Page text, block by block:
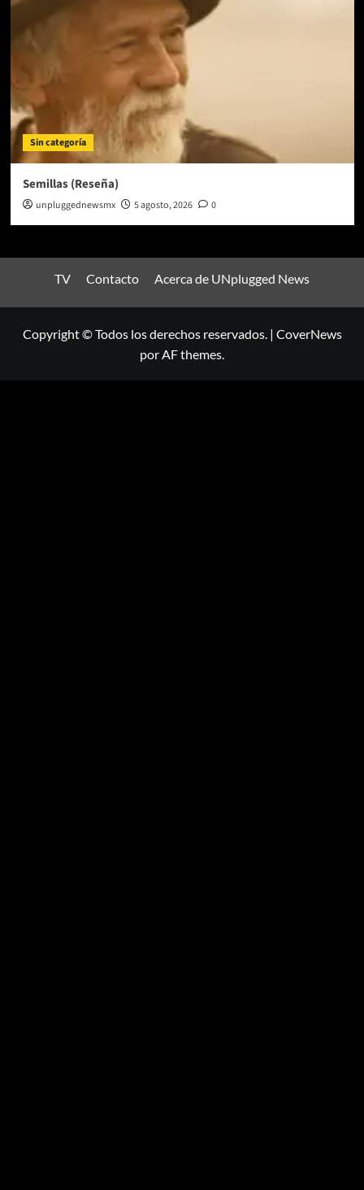
Sin categoría
Semillas (Reseña)
unpluggednewsmx 5 agosto, 2026 0
TV Contacto Acerca de UNplugged News
Copyright © Todos los derechos reservados. | CoverNews
por AF themes.